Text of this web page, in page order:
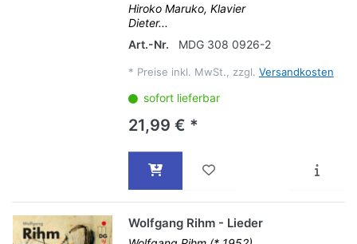
Hiroko Maruko, Klavier
Dieter...
Art.-Nr.
MDG 308 0926-2
* Preise inkl. MwSt., zzgl. Versandkosten
sofort lieferbar
21,99 € *
Wolfgang Rihm - Lieder